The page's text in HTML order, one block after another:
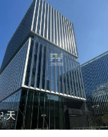
天